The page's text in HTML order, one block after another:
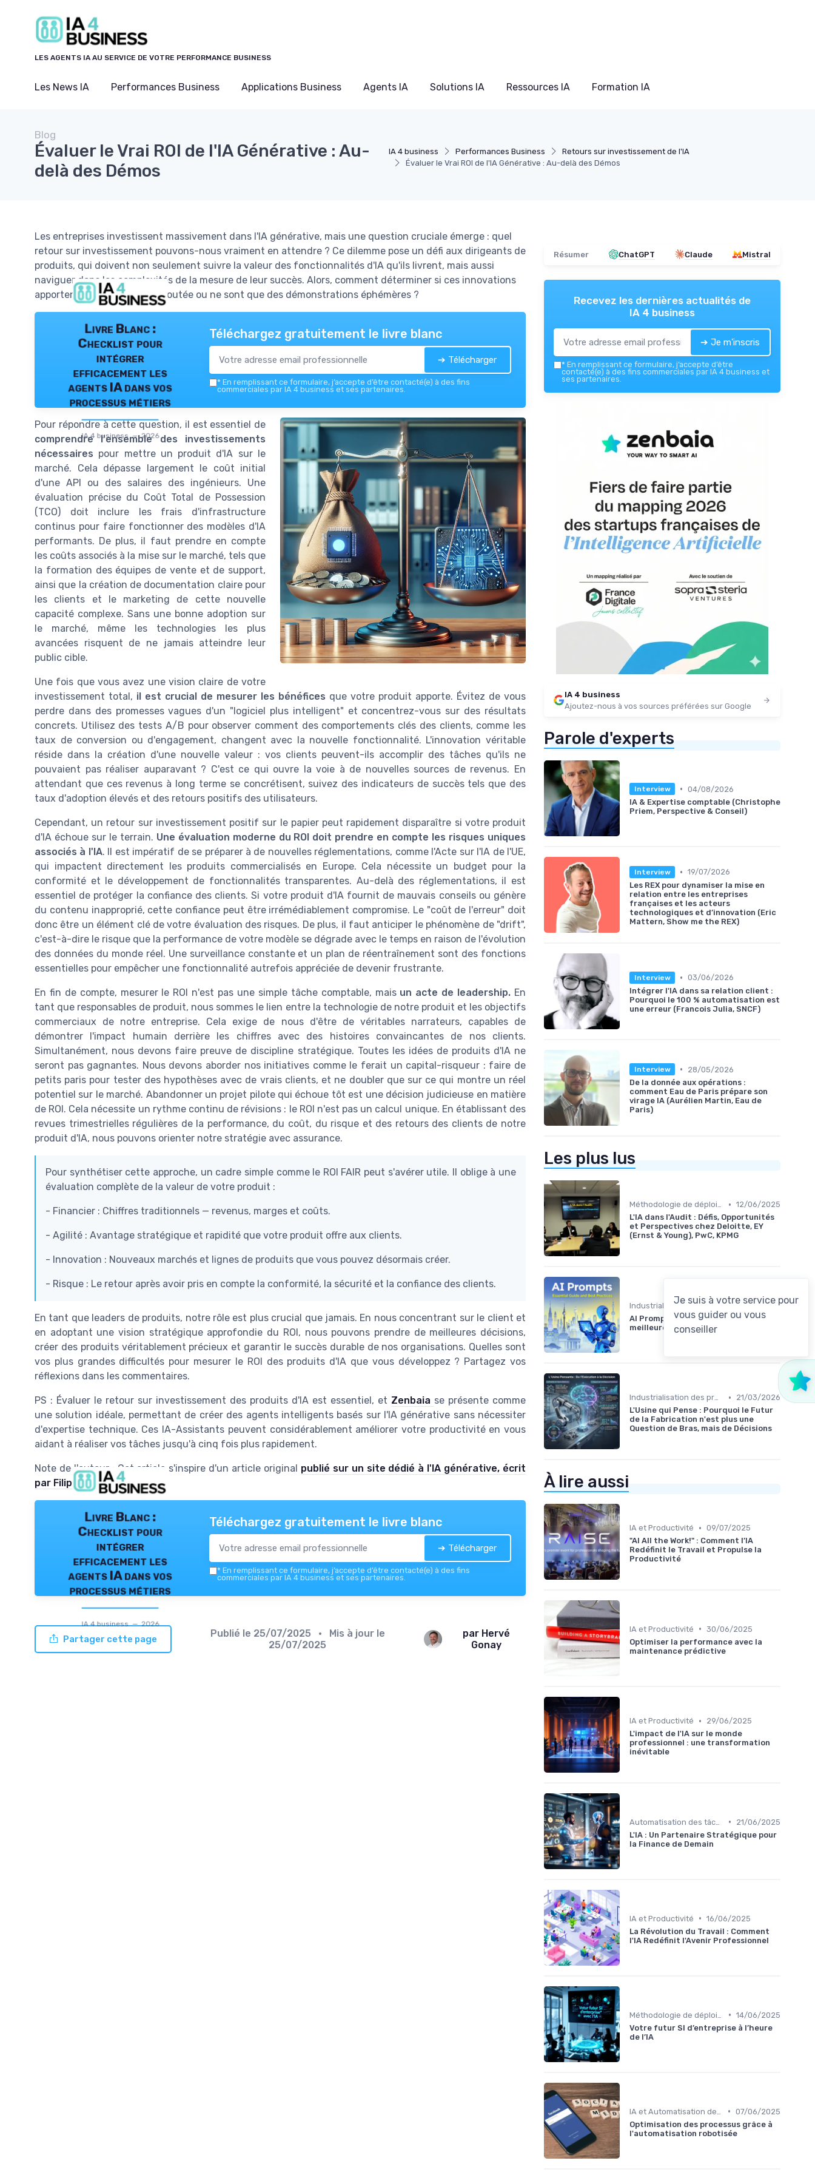
LES AGENTS IA AU SERVICE DE VOTRE PERFORMANCE BUSINESS
Les News IA Performances Business Applications Business Agents IA Solutions IA Ressources IA Formation IA
IA 4 business Performances Business
Retours sur investissement de l'IA
Évaluer le Vrai ROI de l'IA Générative : Au-delà des Démos
Blog
Évaluer le Vrai ROI de l'IA Générative : Au-
delà des Démos
Les entreprises investissent massivement dans l'IA générative, mais une question cruciale émerge : quel
retour sur investissement pouvons-nous vraiment en attendre ? Ce dilemme pose un défi aux dirigeants de
produits, qui doivent non seulement suivre la valeur des fonctionnalités d'IA qu'ils livrent, mais aussi
naviguer dans les complexités de la mesure de leur succès. Alors, comment déterminer si ces innovations
apportent une vraie valeur ajoutée ou ne sont que des démonstrations éphémères ?
Livre Blanc :
Checklist pour
intégrer
efficacement les
agents IA dans vos
processus métiers
IA 4 business — 2026
Téléchargez gratuitement le livre blanc
➔ Télécharger
* En remplissant ce formulaire, j’accepte d’être contacté(e) à des fins
commerciales par IA 4 business et ses partenaires.
Pour répondre à cette question, il est essentiel de
comprendre l'ensemble des investissements
nécessaires pour mettre un produit d'IA sur le
marché. Cela dépasse largement le coût initial
d'une API ou des salaires des ingénieurs. Une
évaluation précise du Coût Total de Possession
(TCO) doit inclure les frais d'infrastructure
continus pour faire fonctionner des modèles d'IA
performants. De plus, il faut prendre en compte
les coûts associés à la mise sur le marché, tels que
la formation des équipes de vente et de support,
ainsi que la création de documentation claire pour
les clients et le marketing de cette nouvelle
capacité complexe. Sans une bonne adoption sur
le marché, même les technologies les plus
avancées risquent de ne jamais atteindre leur
public cible.
Une fois que vous avez une vision claire de votre
investissement total, il est crucial de mesurer les bénéfices que votre produit apporte. Évitez de vous
perdre dans des promesses vagues d'un "logiciel plus intelligent" et concentrez-vous sur des résultats
concrets. Utilisez des tests A/B pour observer comment des comportements clés des clients, comme les
taux de conversion ou d'engagement, changent avec la nouvelle fonctionnalité. L'innovation véritable
réside dans la création d'une nouvelle valeur : vos clients peuvent-ils accomplir des tâches qu'ils ne
pouvaient pas réaliser auparavant ? C'est ce qui ouvre la voie à de nouvelles sources de revenus. En
attendant que ces revenus à long terme se concrétisent, suivez des indicateurs de succès tels que des
taux d'adoption élevés et des retours positifs des utilisateurs.
Cependant, un retour sur investissement positif sur le papier peut rapidement disparaître si votre produit
d'IA échoue sur le terrain. Une évaluation moderne du ROI doit prendre en compte les risques uniques
associés à l'IA. Il est impératif de se préparer à de nouvelles réglementations, comme l'Acte sur l'IA de l'UE,
qui impactent directement les produits commercialisés en Europe. Cela nécessite un budget pour la
conformité et le développement de fonctionnalités transparentes. Au-delà des réglementations, il est
essentiel de protéger la confiance des clients. Si votre produit d'IA fournit de mauvais conseils ou génère
du contenu inapproprié, cette confiance peut être irrémédiablement compromise. Le "coût de l'erreur" doit
donc être un élément clé de votre évaluation des risques. De plus, il faut anticiper le phénomène de "drift",
c'est-à-dire le risque que la performance de votre modèle se dégrade avec le temps en raison de l'évolution
des données du monde réel. Une surveillance constante et un plan de réentraînement sont des fonctions
essentielles pour empêcher une fonctionnalité autrefois appréciée de devenir frustrante.
En fin de compte, mesurer le ROI n'est pas une simple tâche comptable, mais un acte de leadership. En
tant que responsables de produit, nous sommes le lien entre la technologie de notre produit et les objectifs
commerciaux de notre entreprise. Cela exige de nous d'être de véritables narrateurs, capables de
démontrer l'impact humain derrière les chiffres avec des histoires convaincantes de nos clients.
Simultanément, nous devons faire preuve de discipline stratégique. Toutes les idées de produits d'IA ne
seront pas gagnantes. Nous devons aborder nos initiatives comme le ferait un capital-risqueur : faire de
petits paris pour tester des hypothèses avec de vrais clients, et ne doubler que sur ce qui montre un réel
potentiel sur le marché. Abandonner un projet pilote qui échoue tôt est une décision judicieuse en matière
de ROI. Cela nécessite un rythme continu de révisions : le ROI n'est pas un calcul unique. En établissant des
revues trimestrielles régulières de la performance, du coût, du risque et des retours des clients de notre
produit d'IA, nous pouvons orienter notre stratégie avec assurance.
Pour synthétiser cette approche, un cadre simple comme le ROI FAIR peut s'avérer utile. Il oblige à une
évaluation complète de la valeur de votre produit :
- Financier : Chiffres traditionnels — revenus, marges et coûts.
- Agilité : Avantage stratégique et rapidité que votre produit offre aux clients.
- Innovation : Nouveaux marchés et lignes de produits que vous pouvez désormais créer.
- Risque : Le retour après avoir pris en compte la conformité, la sécurité et la confiance des clients.
En tant que leaders de produits, notre rôle est plus crucial que jamais. En nous concentrant sur le client et
en adoptant une vision stratégique approfondie du ROI, nous pouvons prendre de meilleures décisions,
créer des produits véritablement précieux et garantir le succès durable de nos organisations. Quelles sont
vos plus grandes difficultés pour mesurer le ROI des produits d'IA que vous développez ? Partagez vos
réflexions dans les commentaires.
PS : Évaluer le retour sur investissement des produits d'IA est essentiel, et Zenbaia se présente comme
une solution idéale, permettant de créer des agents intelligents basés sur l'IA générative sans nécessiter
d'expertise technique. Ces IA-Assistants peuvent considérablement améliorer votre productivité en vous
aidant à réaliser vos tâches jusqu'à cinq fois plus rapidement.
Note de l'auteur : Cet article s'inspire d'un article original publié sur un site dédié à l'IA générative, écrit
par Filip Szymanski.
Livre Blanc :
Checklist pour
intégrer
efficacement les
agents IA dans vos
processus métiers
IA 4 business — 2026
Téléchargez gratuitement le livre blanc
➔ Télécharger
* En remplissant ce formulaire, j’accepte d’être contacté(e) à des fins
commerciales par IA 4 business et ses partenaires.
Partager cette page Publié le 25/07/2025
• Mis à jour le
25/07/2025
par Hervé
Gonay
Résumer ChatGPT Claude Mistral
Recevez les dernières actualités de
IA 4 business
➔ Je m'inscris
* En remplissant ce formulaire, j’accepte d’être
contacté(e) à des fins commerciales par IA 4 business et
ses partenaires.
IA 4 business
Ajoutez-nous à vos sources préférées sur Google
Parole d'experts
Interview • 04/08/2026
IA & Expertise comptable (Christophe
Priem, Perspective & Conseil)
Interview • 19/07/2026
Les REX pour dynamiser la mise en
relation entre les entreprises
françaises et les acteurs
technologiques et d’innovation (Eric
Mattern, Show me the REX)
Interview • 03/06/2026
Intégrer l'IA dans sa relation client :
Pourquoi le 100 % automatisation est
une erreur (Francois Julia, SNCF)
Interview •
28/05/2026
De la donnée aux opérations :
comment Eau de Paris prépare son
virage IA (Aurélien Martin, Eau de
Paris)
Les plus lus
Méthodologie de déploiement IA • 12/06/2025
L'IA dans l'Audit : Défis, Opportunités
et Perspectives chez Deloitte, EY
(Ernst & Young), PwC, KPMG
Industrialisation des process par IA • 12/06/2025
AI Prompts : Guide essentiel et
meilleures pratiques
Industrialisation des process par IA •
21/03/2026
L'Usine qui Pense : Pourquoi le Futur
de la Fabrication n'est plus une
Question de Bras, mais de Décisions
À lire aussi
IA et Productivité • 09/07/2025
"AI All the Work!" : Comment l’IA
Redéfinit le Travail et Propulse la
Productivité
IA et Productivité • 30/06/2025
Optimiser la performance avec la
maintenance prédictive
IA et Productivité •
29/06/2025
L'impact de l'IA sur le monde
professionnel : une transformation
inévitable
•
21/06/2025
L'IA : Un Partenaire Stratégique pour
la Finance de Demain
IA et Productivité • 16/06/2025
La Révolution du Travail : Comment
l'IA Redéfinit l'Avenir Professionnel
• 14/06/2025
Votre futur SI d’entreprise à l’heure
de l’IA
• 07/06/2025
Optimisation des processus grâce à
l'automatisation robotisée